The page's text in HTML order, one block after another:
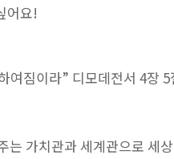
어요!
여짐이라” 디모데전서 4장 5
는 가치관과 세계관으로 세